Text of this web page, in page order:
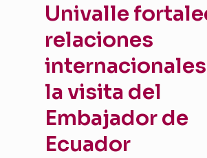
Univalle
relaciones
la visita del
Embajador de
Ecuador